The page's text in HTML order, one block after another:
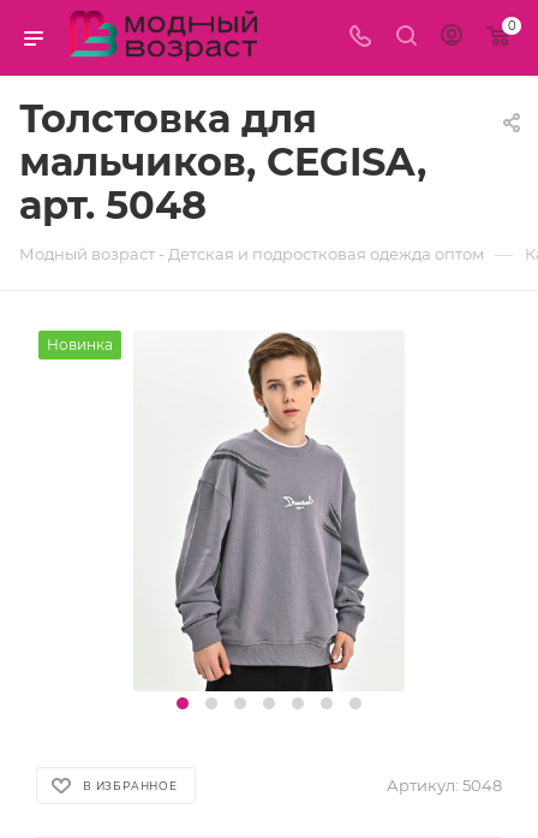
0
Толстовка для
мальчиков, CEGISA,
арт. 5048
Модный возраст - Детская и подростковая одежда оптом —
Новинка
В ИЗБРАННОЕ Артикул: 5048